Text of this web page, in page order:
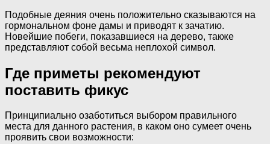
Подобные деяния очень положительно сказываются на
гормональном фоне дамы и приводят к зачатию.
Новейшие побеги, показавшиеся на дерево, также
представляют собой весьма неплохой символ.
Где приметы рекомендуют
поставить фикус
Принципиально озаботиться выбором правильного
места для данного растения, в каком оно сумеет очень
проявить свои возможности: